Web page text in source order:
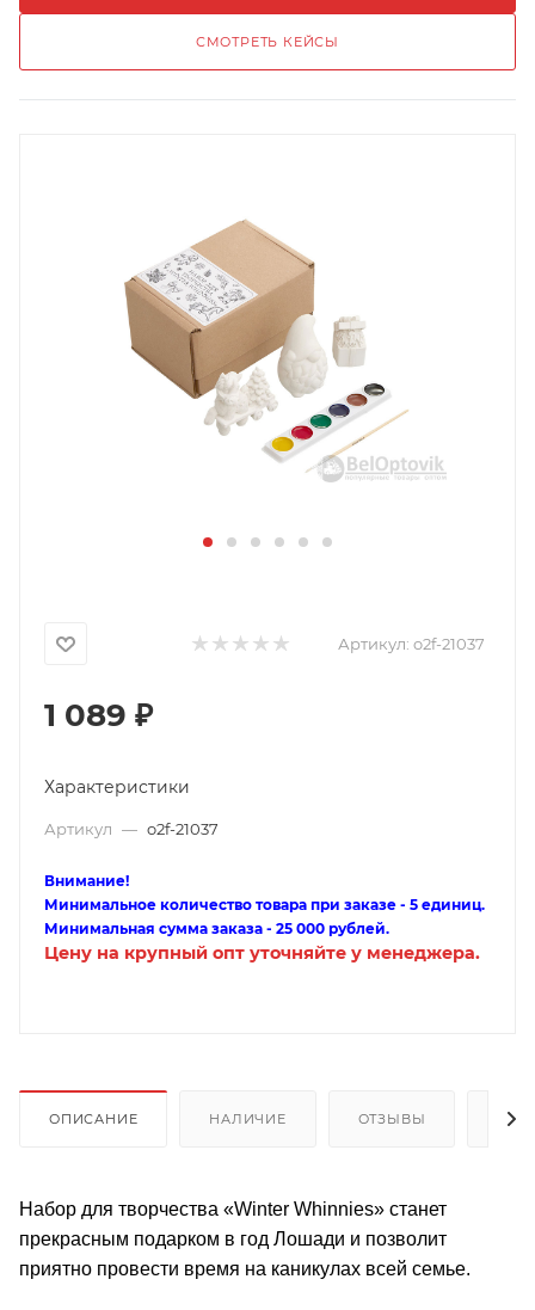
СМОТРЕТЬ КЕЙСЫ
Артикул: o2f-21037
1 089 ₽
Характеристики
Артикул — o2f-21037
Внимание!
Минимальное количество товара при заказе - 5 единиц.
Минимальная сумма заказа - 25 000 рублей.
Цену на крупный опт уточняйте у менеджера.
ОПИСАНИЕ НАЛИЧИЕ ОТЗЫВЫ
Набор для творчества «Winter Whinnies» станет
прекрасным подарком в год Лошади и позволит
приятно провести время на каникулах всей семье.